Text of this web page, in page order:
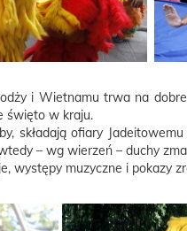
i Wietnamu trwa na
święto w kraju.
składają ofiary
– wg wierzeń – duchy
występy muzyczne i pokazy